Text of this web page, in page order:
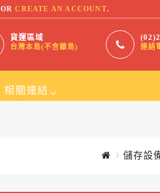
ORCREATE AN ACCOUNT.
貨運區域
台灣本島(不含離島) 連絡
相關連結
儲存設